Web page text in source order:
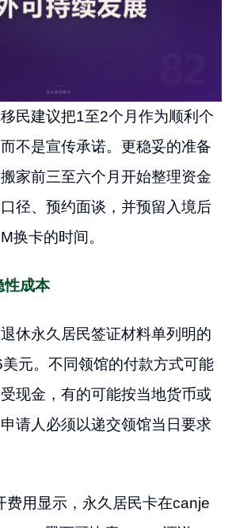
民建议把1至2个月作为顺利个
不是宣传承诺。更稳妥的准备
家前三至六个月开始整理资金
径、预约面谈，并预留入境后
换卡的时间。
性成本
休永久居民签证材料单列明的
元。不同领馆的付款方式可能
现金，有的可能按当地货币或
请人必须以递交领馆当日要求
费用显示，永久居民卡在canje